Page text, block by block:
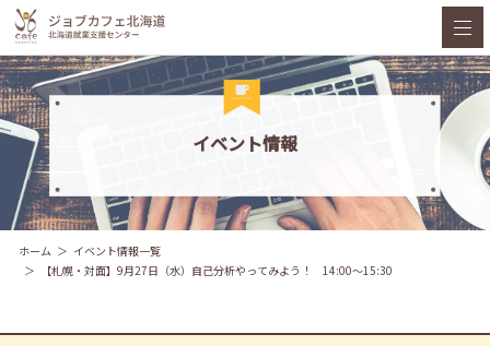
イベント情報
ホーム
イベント情報一覧
【札幌・対面】9月27日（水）自己分析やってみよう！ 14:00～15:30